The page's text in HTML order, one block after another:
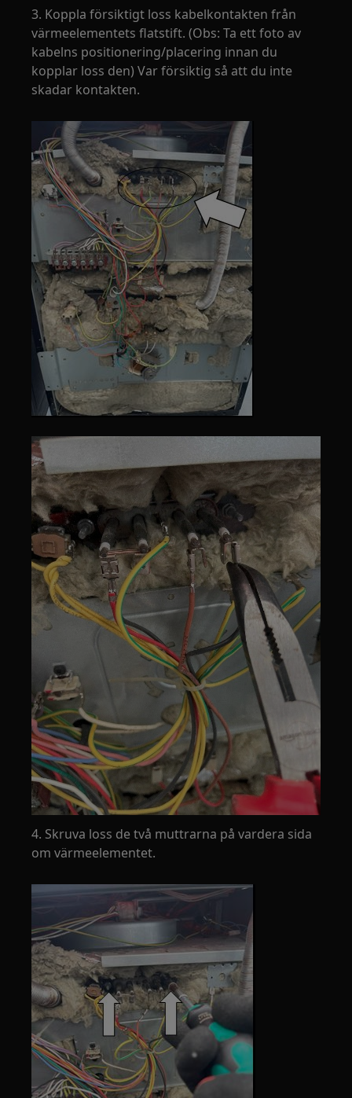
3. Koppla försiktigt loss kabelkontakten från
värmeelementets flatstift. (Obs: Ta ett foto av
kabelns positionering/placering innan du
kopplar loss den) Var försiktig så att du inte
skadar kontakten.
4. Skruva loss de två muttrarna på vardera sida
om värmeelementet.